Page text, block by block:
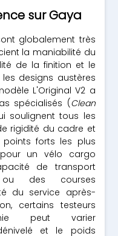
sur Gaya
globalement très
la maniabilité du
de la finition et le
designs austères
L'Original V2 a
spécialisés (Clean
soulignent tous les
rigidité du cadre et
forts les plus
un vélo cargo
de transport
des courses
du service après-
certains testeurs
peut varier
et le poids